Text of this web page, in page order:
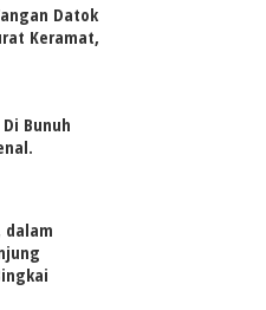
Datok
Keramat,
Bunuh
dalam